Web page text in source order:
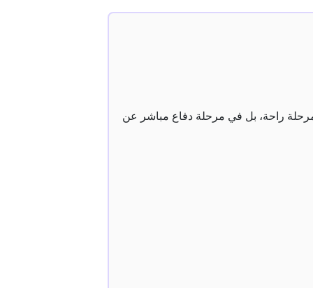
في مرحلة راحة، بل في مرحلة دفاع مباشر عن